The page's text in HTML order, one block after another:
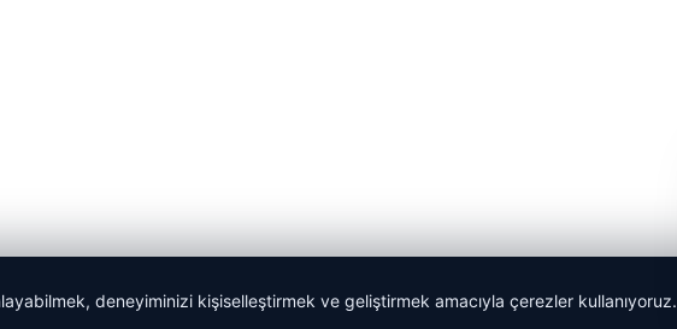
deneyiminizi kişiselleştirmek ve geliştirmek amacıyla çerezler kullanıyoruz.